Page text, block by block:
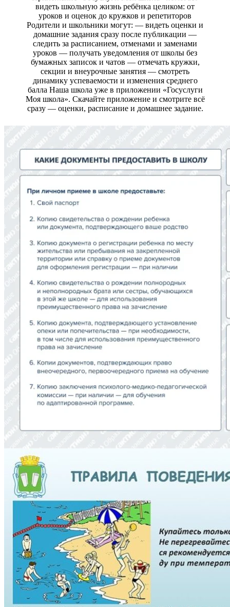
видеть школьную жизнь ребёнка целиком: от
уроков и оценок до кружков и репетиторов
Родители и школьники могут: — видеть оценки и
домашние задания сразу после публикации —
следить за расписанием, отменами и заменами
уроков — получать уведомления от школы без
бумажных записок и чатов — отмечать кружки,
секции и внеурочные занятия — смотреть
динамику успеваемости и изменения среднего
балла Наша школа уже в приложении «Госуслуги
Моя школа». Скачайте приложение и смотрите всё
сразу — оценки, расписание и домашнее задание.